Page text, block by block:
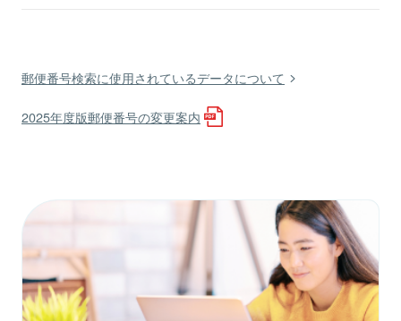
郵便番号検索に使用されているデータについて
2025年度版郵便番号の変更案内